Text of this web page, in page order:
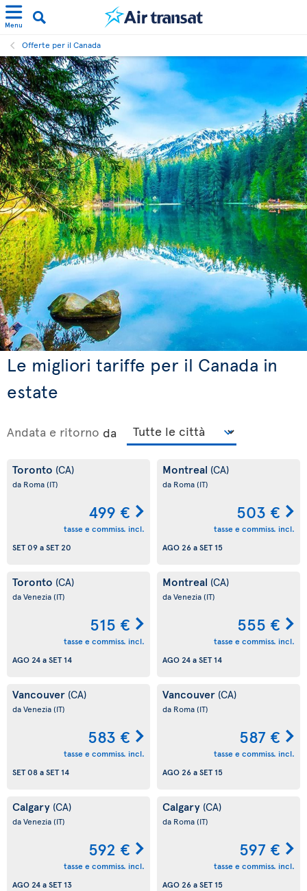
Menu
Offerte per il Canada
Le migliori tariffe per il Canada in
estate
Andata e ritorno da
Toronto (CA)
da Roma(IT)
499 €
tasse e commiss. incl.
SET 09aSET 20
Montreal (CA)
da Roma(IT)
503 €
tasse e commiss. incl.
AGO 26aSET 15
Toronto (CA)
da Venezia(IT)
515 €
tasse e commiss. incl.
AGO 24aSET 14
Montreal (CA)
da Venezia(IT)
555 €
tasse e commiss. incl.
AGO 24aSET 14
Vancouver (CA)
da Venezia(IT)
583 €
tasse e commiss. incl.
SET 08aSET 14
Vancouver (CA)
da Roma(IT)
587 €
tasse e commiss. incl.
AGO 26aSET 15
Calgary (CA)
da Venezia(IT)
592 €
tasse e commiss. incl.
AGO 24aSET 13
Calgary (CA)
da Roma(IT)
597 €
tasse e commiss. incl.
AGO 26aSET 15